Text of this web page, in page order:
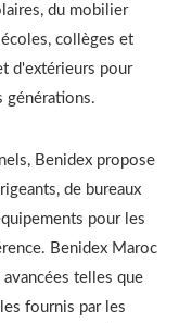
du mobilier
collèges et
d'extérieurs pour
générations.
Benidex propose
de bureaux
pour les
Benidex Maroc
telles que
fournis par les